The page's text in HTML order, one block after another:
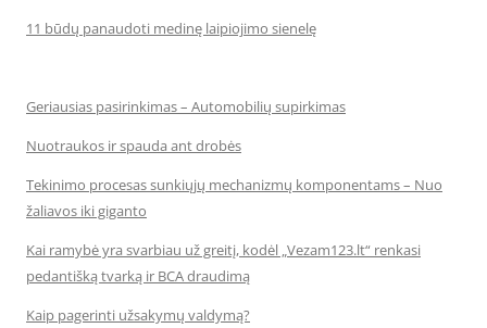
11 būdų panaudoti medinę laipiojimo sienelę
Geriausias pasirinkimas – Automobilių supirkimas
Nuotraukos ir spauda ant drobės
Tekinimo procesas sunkiųjų mechanizmų komponentams – Nuo
žaliavos iki giganto
Kai ramybė yra svarbiau už greitį, kodėl „Vezam123.lt“ renkasi
pedantišką tvarką ir BCA draudimą
Kaip pagerinti užsakymų valdymą?